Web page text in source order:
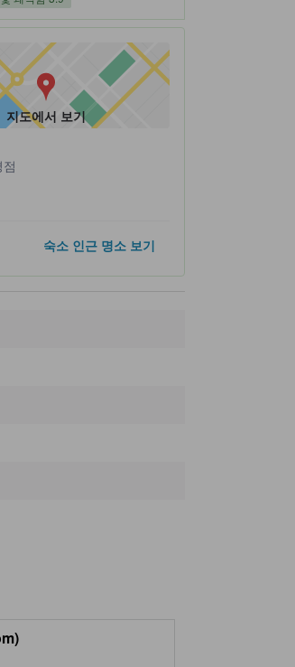
지도에서 보기
숙소 인근 명소 보기